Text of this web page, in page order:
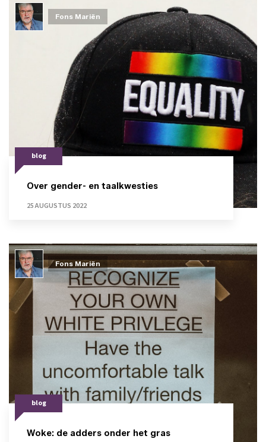
blog
Over gender- en taalkwesties
25 AUGUSTUS 2022
Fons Mariën
blog
Woke: de adders onder het gras
Fons Mariën